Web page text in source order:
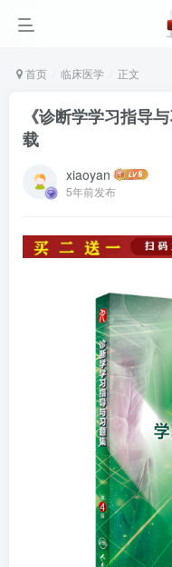
首页 临床医学 正文
《诊断学学习指导
载
xiaoyan
5年前发布